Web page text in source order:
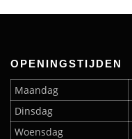
OPENINGSTIJDEN
Maandag
Dinsdag
Woensdag